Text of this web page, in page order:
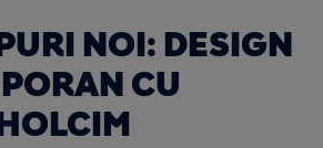
NOI: DESIGN
CU